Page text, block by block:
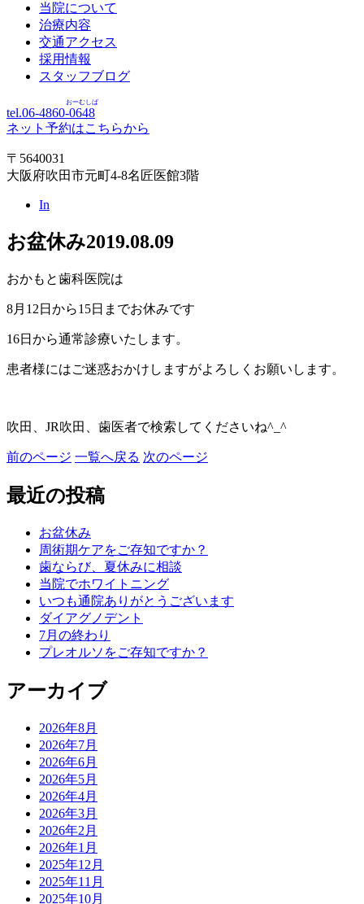
当院について
治療内容
交通アクセス
採用情報
スタッフブログ
tel.06-4860-0648
おーむしば
ネット予約はこちらから
〒5640031
大阪府吹田市元町4-8名匠医館3階
In
お盆休み2019.08.09
おかもと歯科医院は
8月12日から15日までお休みです
16日から通常診療いたします。
患者様にはご迷惑おかけしますがよろしくお願いします。
吹田、JR吹田、歯医者で検索してくださいね^_^
前のページ 一覧へ戻る 次のページ
最近の投稿
お盆休み
周術期ケアをご存知ですか？
歯ならび、夏休みに相談
当院でホワイトニング
いつも通院ありがとうございます
ダイアグノデント
7月の終わり
プレオルソをご存知ですか？
アーカイブ
2026年8月
2026年7月
2026年6月
2026年5月
2026年4月
2026年3月
2026年2月
2026年1月
2025年12月
2025年11月
2025年10月